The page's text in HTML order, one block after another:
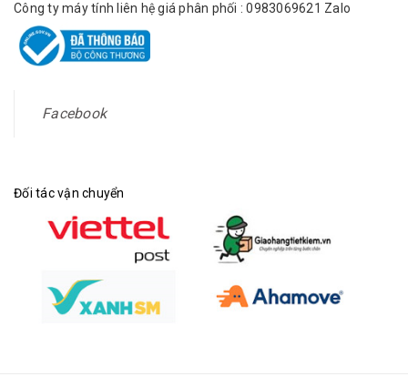
Công ty máy tính liên hệ giá phân phối : 0983069621 Zalo
Facebook
Đối tác vận chuyển